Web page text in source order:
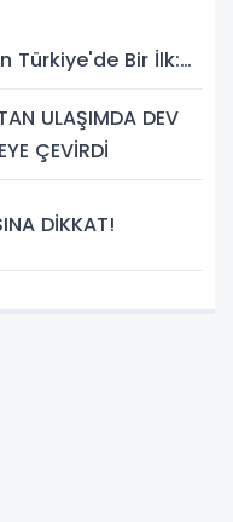
Türkiye'de Bir İlk:
ULAŞIMDA DEV
ÇEVİRDİ
DİKKAT!